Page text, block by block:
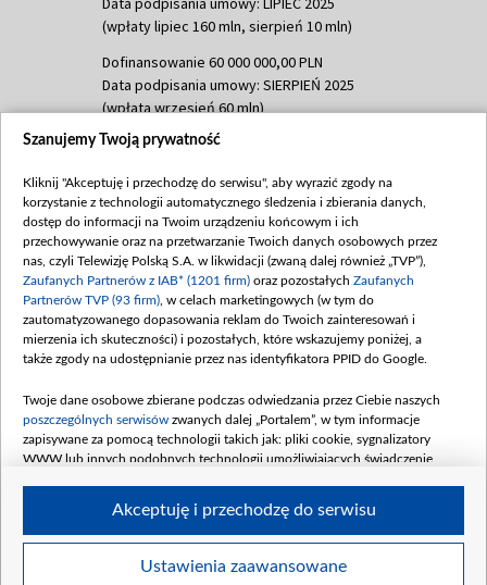
(wpłaty lipiec 160 mln, sierpień 10 mln)
Dofinansowanie 60 000 000,00 PLN
Data podpisania umowy: SIERPIEŃ 2025
(wpłata wrzesień 60 mln)
Dofinansowanie 635 783 051,21 PLN
(wpłata wrzesień 100 mln, październik 350
mln, listopad 265 mln)
Dofinansowanie 48 862 000,00 PLN
Data podpisania umowy: GRUDZIEŃ 2025
(wpłata grudzień 60,548 mln)
Dofinansowanie 900 000 000,00 PLN
Data podpisania umowy: LUTY 2026 (wpłata
kwiecień 180 mln, 7 maja 180 mln, 8
czerwca 90 mln)
Dofinansowanie 250 000 000,00 PLN
4 sierpnia 250 mln
Szanujemy Twoją prywatność
Kliknij "Akceptuję i przechodzę do serwisu", aby wyrazić zgody na
korzystanie z technologii automatycznego śledzenia i zbierania danych,
dostęp do informacji na Twoim urządzeniu końcowym i ich
przechowywanie oraz na przetwarzanie Twoich danych osobowych przez
nas, czyli Telewizję Polską S.A. w likwidacji (zwaną dalej również „TVP”),
Zaufanych Partnerów z IAB* (1201 firm) oraz pozostałych Zaufanych
Partnerów TVP (93 firm) , w celach marketingowych (w tym do
zautomatyzowanego dopasowania reklam do Twoich zainteresowań i
mierzenia ich skuteczności) i pozostałych, które wskazujemy poniżej, a
także zgody na udostępnianie przez nas identyfikatora PPID do Google.
Twoje dane osobowe zbierane podczas odwiedzania przez Ciebie naszych
poszczególnych serwisów zwanych dalej „Portalem”, w tym informacje
zapisywane za pomocą technologii takich jak: pliki cookie, sygnalizatory
WWW lub innych podobnych technologii umożliwiających świadczenie
Twoje dane osobowe zbierane podczas odwiedzania przez Ciebie
Ustawienia zaawansowane
Akceptuję i przechodzę do serwisu